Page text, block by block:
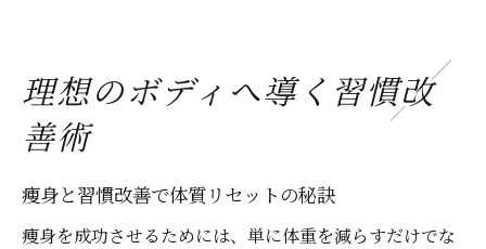
理想のボディへ導く習慣改
善術
痩身と習慣改善で体質リセットの秘訣
痩身を成功させるためには、単に体重を減らすだけでな